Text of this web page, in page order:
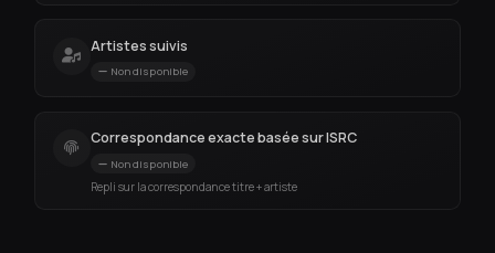
Artistes suivis
Non disponible
Correspondance exacte basée sur ISRC
Non disponible
Repli sur la correspondance titre + artiste